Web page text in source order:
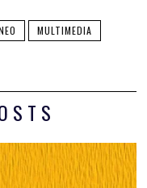
MULTIMEDIA